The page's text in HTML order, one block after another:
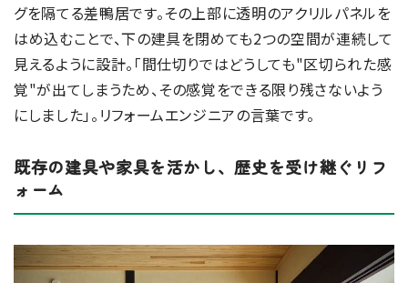
グを隔てる差鴨居です。その上部に透明のアクリルパネルを
はめ込むことで、下の建具を閉めても2つの空間が連続して
見えるように設計。「間仕切りではどうしても"区切られた感
覚"が出てしまうため、その感覚をできる限り残さないよう
にしました」。リフォームエンジニアの言葉です。
既存の建具や家具を活かし、歴史を受け継ぐリフ
ォーム